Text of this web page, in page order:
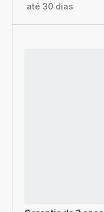
até 30 dias